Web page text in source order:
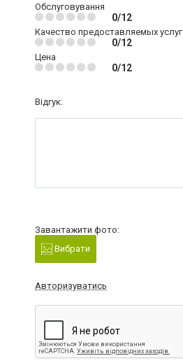
Обслуговування
0/12
Качество предоставляемых услуг
0/12
Цена
0/12
Відгук:
Завантажити фото:
Вибрати
Авторизуватись